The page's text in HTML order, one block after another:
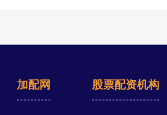
加配网 股票配资机构